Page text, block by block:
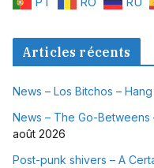
Articles récents
News – Los Bitchos –
News – The Go-
août 2026
Post-punk shivers – A